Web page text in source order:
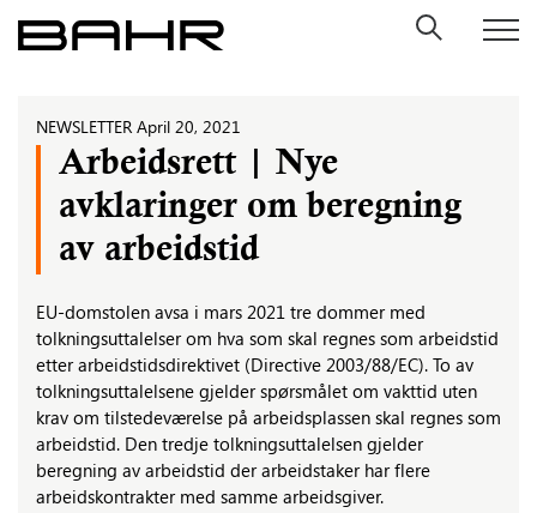
Skip
to
NEWSLETTER April 20, 2021
Arbeidsrett | Nye
avklaringer om beregning
av arbeidstid
EU-domstolen avsa i mars 2021 tre dommer med
tolkningsuttalelser om hva som skal regnes som arbeidstid
etter arbeidstidsdirektivet (Directive 2003/88/EC). To av
tolkningsuttalelsene gjelder spørsmålet om vakttid uten
krav om tilstedeværelse på arbeidsplassen skal regnes som
arbeidstid. Den tredje tolkningsuttalelsen gjelder
beregning av arbeidstid der arbeidstaker har flere
arbeidskontrakter med samme arbeidsgiver.